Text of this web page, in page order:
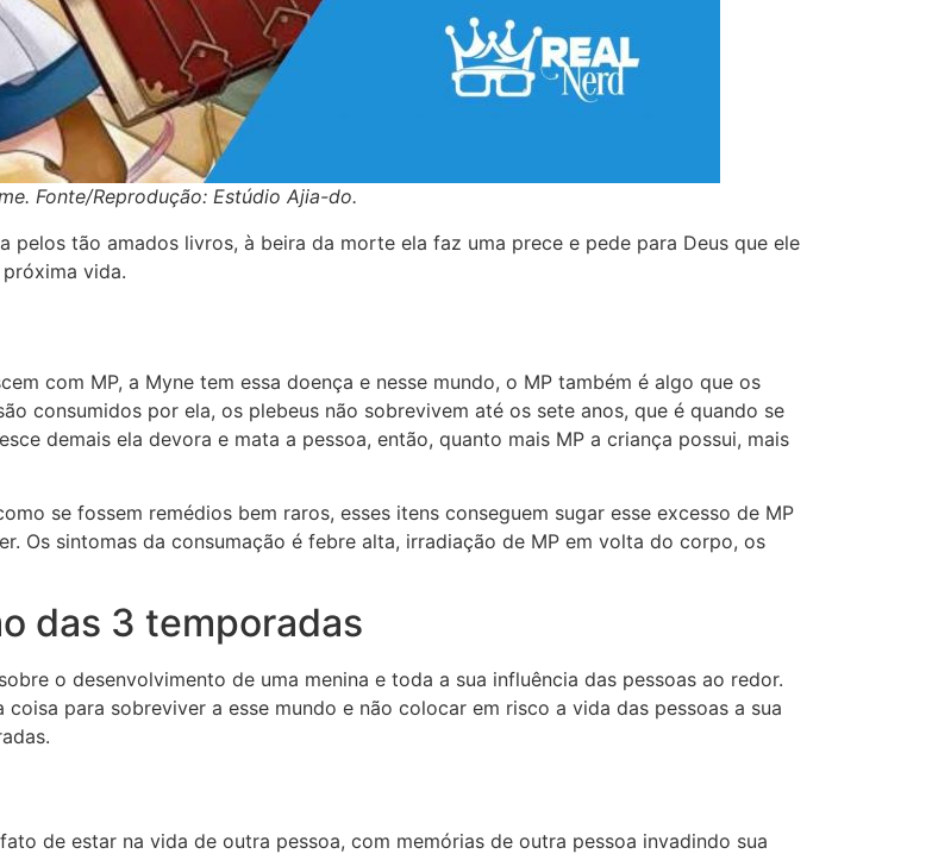
Fonte/Reprodução: Estúdio Ajia-do.
tão amados livros, à beira da morte ela faz uma prece e pede para Deus que ele
vida.
com MP, a Myne tem essa doença e nesse mundo, o MP também é algo que os
consumidos por ela, os plebeus não sobrevivem até os sete anos, que é quando se
demais ela devora e mata a pessoa, então, quanto mais MP a criança possui, mais
se fossem remédios bem raros, esses itens conseguem sugar esse excesso de MP
Os sintomas da consumação é febre alta, irradiação de MP em volta do corpo, os
das 3 temporadas
o desenvolvimento de uma menina e toda a sua influência das pessoas ao redor.
para sobreviver a esse mundo e não colocar em risco a vida das pessoas a sua
de estar na vida de outra pessoa, com memórias de outra pessoa invadindo sua